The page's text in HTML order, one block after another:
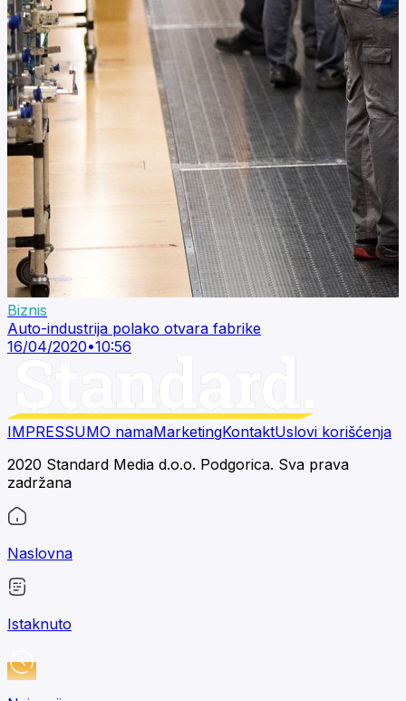
Biznis
Auto-industrija polako otvara fabrike
16/04/2020•10:56
IMPRESSUMO namaMarketingKontaktUslovi korišćenja
2020 Standard Media d.o.o. Podgorica. Sva prava
zadržana
Naslovna
Istaknuto